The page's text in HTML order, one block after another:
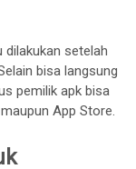
dilakukan setelah
bisa langsung
pemilik apk bisa
App Store.